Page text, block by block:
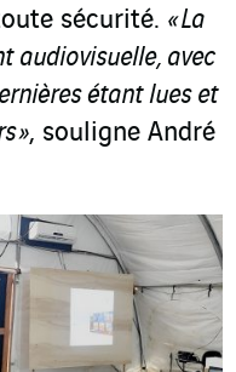
sécurité. « La
audiovisuelle, avec
étant lues et
», souligne André